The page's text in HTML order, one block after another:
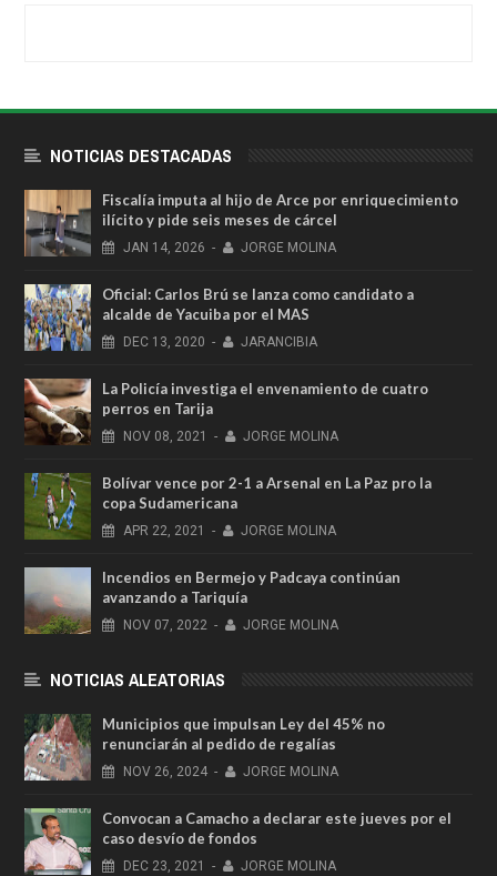
NOTICIAS DESTACADAS
Fiscalía imputa al hijo de Arce por enriquecimiento
ilícito y pide seis meses de cárcel
JAN 14, 2026 - JORGE MOLINA
Oficial: Carlos Brú se lanza como candidato a
alcalde de Yacuiba por el MAS
DEC 13, 2020 - JARANCIBIA
La Policía investiga el envenamiento de cuatro
perros en Tarija
NOV 08, 2021 - JORGE MOLINA
Bolívar vence por 2-1 a Arsenal en La Paz pro la
copa Sudamericana
APR 22, 2021 - JORGE MOLINA
Incendios en Bermejo y Padcaya continúan
avanzando a Tariquía
NOV 07, 2022 - JORGE MOLINA
NOTICIAS ALEATORIAS
Municipios que impulsan Ley del 45% no
renunciarán al pedido de regalías
NOV 26, 2024 - JORGE MOLINA
Convocan a Camacho a declarar este jueves por el
caso desvío de fondos
DEC 23, 2021 - JORGE MOLINA